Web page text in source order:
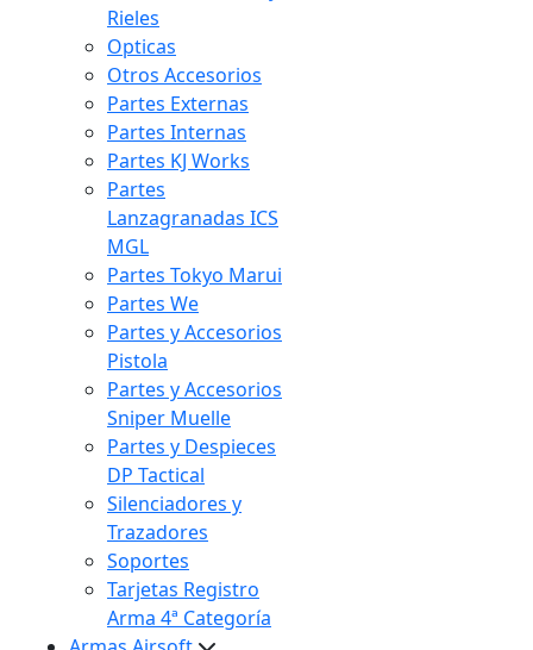
Rieles
Opticas
Otros Accesorios
Partes Externas
Partes Internas
Partes KJ Works
Partes
Lanzagranadas ICS
MGL
Partes Tokyo Marui
Partes We
Partes y Accesorios
Pistola
Partes y Accesorios
Sniper Muelle
Partes y Despieces
DP Tactical
Silenciadores y
Trazadores
Soportes
Tarjetas Registro
Arma 4ª Categoría